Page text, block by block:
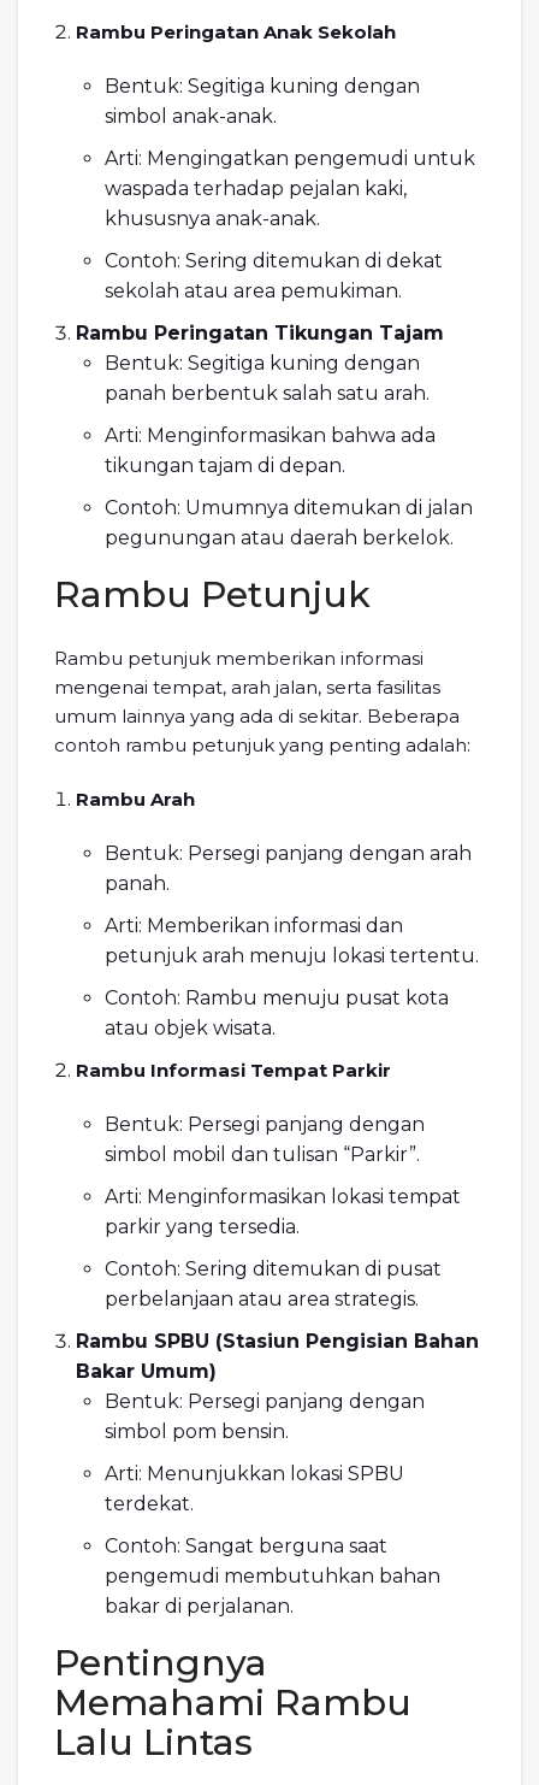
Rambu Peringatan Anak Sekolah
Bentuk: Segitiga kuning dengan
simbol anak-anak.
Arti: Mengingatkan pengemudi untuk
waspada terhadap pejalan kaki,
khususnya anak-anak.
Contoh: Sering ditemukan di dekat
sekolah atau area pemukiman.
Rambu Peringatan Tikungan Tajam
Bentuk: Segitiga kuning dengan
panah berbentuk salah satu arah.
Arti: Menginformasikan bahwa ada
tikungan tajam di depan.
Contoh: Umumnya ditemukan di jalan
pegunungan atau daerah berkelok.
Rambu Petunjuk
Rambu petunjuk memberikan informasi
mengenai tempat, arah jalan, serta fasilitas
umum lainnya yang ada di sekitar. Beberapa
contoh rambu petunjuk yang penting adalah:
Rambu Arah
Bentuk: Persegi panjang dengan arah
panah.
Arti: Memberikan informasi dan
petunjuk arah menuju lokasi tertentu.
Contoh: Rambu menuju pusat kota
atau objek wisata.
Rambu Informasi Tempat Parkir
Bentuk: Persegi panjang dengan
simbol mobil dan tulisan “Parkir”.
Arti: Menginformasikan lokasi tempat
parkir yang tersedia.
Contoh: Sering ditemukan di pusat
perbelanjaan atau area strategis.
Rambu SPBU (Stasiun Pengisian Bahan
Bakar Umum)
Bentuk: Persegi panjang dengan
simbol pom bensin.
Arti: Menunjukkan lokasi SPBU
terdekat.
Contoh: Sangat berguna saat
pengemudi membutuhkan bahan
bakar di perjalanan.
Pentingnya
Memahami Rambu
Lalu Lintas